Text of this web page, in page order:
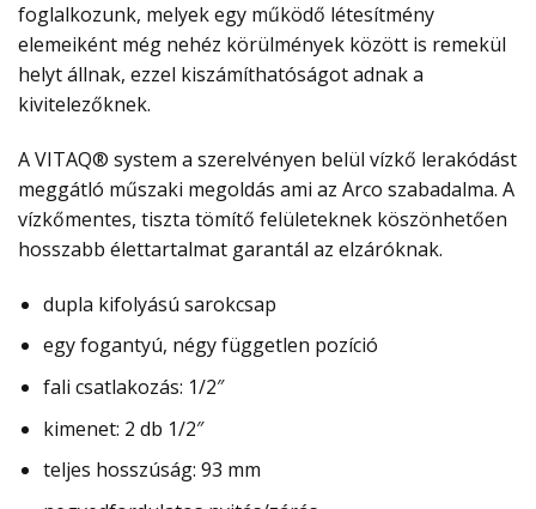
foglalkozunk, melyek egy működő létesítmény
elemeiként még nehéz körülmények között is remekül
helyt állnak, ezzel kiszámíthatóságot adnak a
kivitelezőknek.
A VITAQ® system a szerelvényen belül vízkő lerakódást
meggátló műszaki megoldás ami az Arco szabadalma. A
vízkőmentes, tiszta tömítő felületeknek köszönhetően
hosszabb élettartalmat garantál az elzáróknak.
dupla kifolyású sarokcsap
egy fogantyú, négy független pozíció
fali csatlakozás: 1/2″
kimenet: 2 db 1/2″
teljes hosszúság: 93 mm